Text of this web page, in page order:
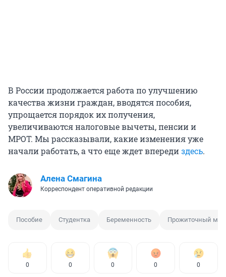
В России продолжается работа по улучшению
качества жизни граждан, вводятся пособия,
упрощается порядок их получения,
увеличиваются налоговые вычеты, пенсии и
МРОТ. Мы рассказывали, какие изменения уже
начали работать, а что еще ждет впередиздесь.
Алена Смагина
Корреспондент оперативной редакции
Пособие Студентка Беременность Прожиточный
0 0 0 0 0